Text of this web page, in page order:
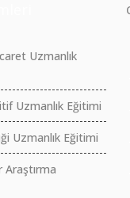
Uzmanlık
Uzmanlık Eğitimi
Uzmanlık Eğitimi
Araştırma